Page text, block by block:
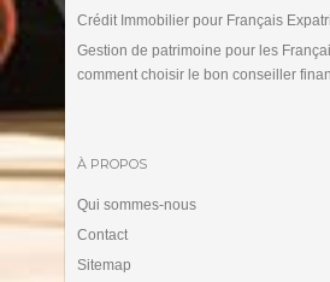
Crédit Immobilier pour Français
Gestion de patrimoine pour les
comment choisir le bon conseiller
À PROPOS
Qui sommes-nous
Contact
Sitemap